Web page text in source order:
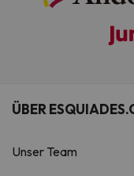
ÜBER
Unser Team